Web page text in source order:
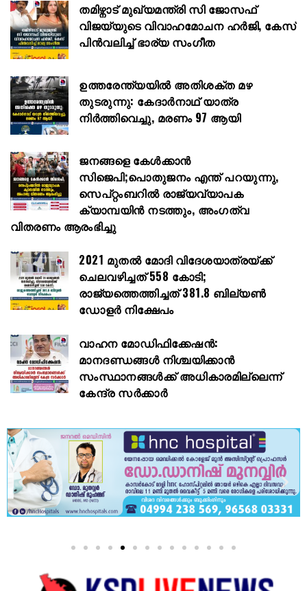
തമിഴ്നാട് മുഖ്യമന്ത്രി സി ജോസഫ്
വിജയ്‌യുടെ വിവാഹമോചന ഹർജി, കേസ്
പിൻവലിച്ച് ഭാര്യ സംഗീത
ഉത്തരേന്ത്യയിൽ അതിശക്ത മഴ
തുടരുന്നു: കേദാർനാഥ് യാത്ര
നിർത്തിവെച്ചു, മരണം 97 ആയി
ജനങ്ങളെ കേൾക്കാൻ
സിജെപി;പൊതുജനം എന്ത് പറയുന്നു,
സെപ്റ്റംബറിൽ രാജ്യവ്യാപക
ക്യാമ്പയിൻ നടത്തും, അംഗത്വ
വിതരണം ആരംഭിച്ചു
2021 മുതൽ മോദി വിദേശയാത്രയ്ക്ക്
ചെലവഴിച്ചത് 558 കോടി;
രാജ്യത്തെത്തിച്ചത് 381.8 ബില്യൺ
ഡോളർ നിക്ഷേപം
വാഹന മോഡിഫിക്കേഷൻ:
മാനദണ്ഡങ്ങൾ നിശ്ചയിക്കാൻ
സംസ്ഥാനങ്ങൾക്ക് അധികാരമില്ലെന്ന്
കേന്ദ്ര സർക്കാർ